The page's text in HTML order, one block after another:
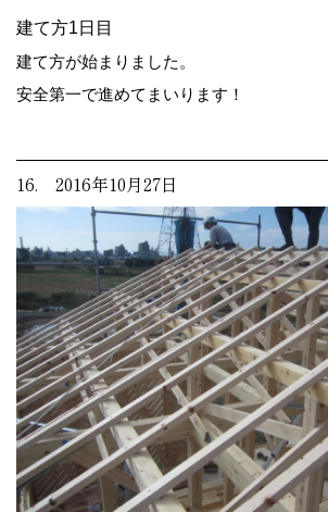
建て方1日目
建て方が始まりました。
安全第一で進めてまいります！
16. 2016年10月27日